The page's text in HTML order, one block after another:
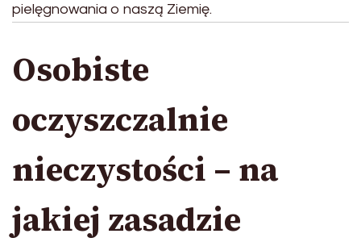
pielęgnowania o naszą Ziemię.
Osobiste
oczyszczalnie
nieczystości – na
jakiej zasadzie